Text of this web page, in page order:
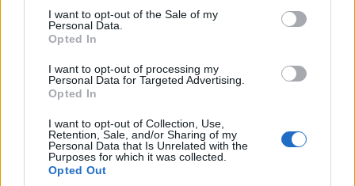
consent section.
I want to opt-out of the Sale of my
Personal Data.
Opted In
I want to opt-out of processing my
Personal Data for Targeted Advertising.
Opted In
I want to opt-out of Collection, Use,
Retention, Sale, and/or Sharing of my
Personal Data that Is Unrelated with the
Purposes for which it was collected.
Opted Out